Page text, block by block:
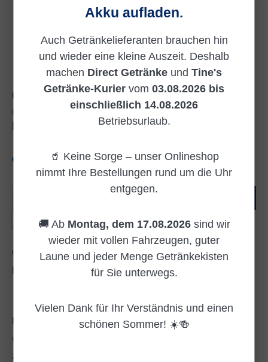
Regulärer Preis:
65,50 €
Inhalt:
Preise inkl. MwSt. zzgl. Versandkosten
Versandkostenfrei
Produkt Anzahl: Gib den gewünschten
Karton
In den Warenkorb
Zum Merkzettel hinzufügen
Produktnummer:DG993046
Veuve Clicquot Brut – Der Champagner, der Hamburg
zeigt, wie man richtig glänzt Veuve Clicquot Brut ist der
Akku aufladen.
Auch Getränkelieferanten brauchen hin
und wieder eine kleine Auszeit. Deshalb
machen Direct Getränke und Tine's
Getränke-Kurier vom 03.08.2026 bis
einschließlich 14.08.2026
Betriebsurlaub.
🥤 Keine Sorge – unser Onlineshop
nimmt Ihre Bestellungen rund um die Uhr
entgegen.
🚚 Ab Montag, dem 17.08.2026sind wir
wieder mit vollen Fahrzeugen, guter
Laune und jeder Menge Getränkekisten
für Sie unterwegs.
Vielen Dank für Ihr Verständnis und einen
schönen Sommer! ☀️🍻